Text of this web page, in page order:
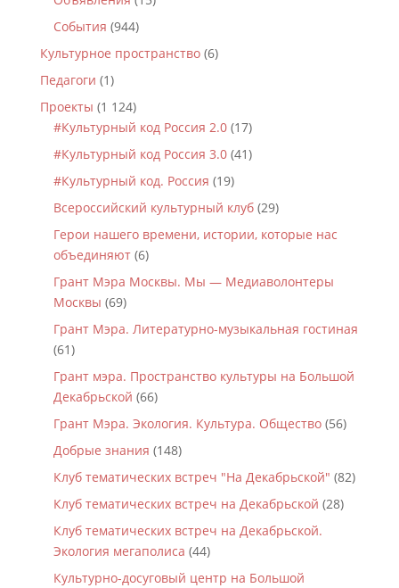
События (944)
Культурное пространство(6)
Педагоги (1)
Проекты (1 124)
#Культурный код Россия 2.0(17)
#Культурный код Россия 3.0(41)
#Культурный код. Россия (19)
Всероссийский культурный клуб(29)
Герои нашего времени, истории, которые нас
объединяют(6)
Грант Мэра Москвы. Мы — Медиаволонтеры
Москвы (69)
Грант Мэра. Литературно-музыкальная гостиная
(61)
Грант мэра. Пространство культуры на Большой
Декабрьской (66)
Грант Мэра. Экология. Культура. Общество(56)
Добрые знания (148)
Клуб тематических встреч "На Декабрьской" (82)
Клуб тематических встреч на Декабрьской (28)
Клуб тематических встреч на Декабрьской.
Экология мегаполиса (44)
Культурно-досуговый центр на Большой